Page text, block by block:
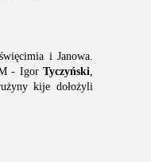
i Janowa.
- Igor Tyczyński,
kije dołożyli